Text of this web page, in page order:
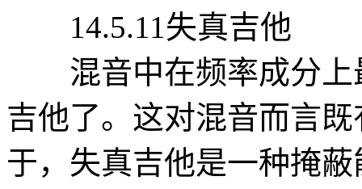
14.5.11失真吉他
混音中在频率成分上
吉他了。这对混音而言
于，失真吉他是一种掩